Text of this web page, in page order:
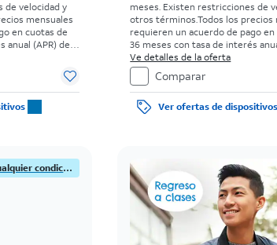
de velocidad y
mensuales
en cuotas de
anual (APR) del
elegibles y
impuesto sobre
al momento
meses. Existen restricciones de
otros términos.Todos los precios
requieren un acuerdo de pago en
36 meses con tasa de interés
0%. Sin cargo inicial para clientes
con buenos antecedentes. El
el precio de venta normal se
de la compra. Existen
Ve detalles de la oferta
Comparar
Ver ofertas de dispositivos
¡Nuevo! Intercambio en cualquier condición